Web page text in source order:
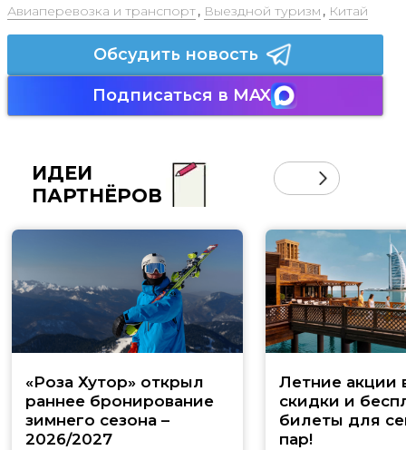
Авиаперевозка и транспорт, Выездной туризм , Китай
Обсудить новость
Подписаться в MAX
ИДЕИ
ПАРТНЁРОВ
«Роза Хутор» открыл
раннее бронирование
зимнего сезона –
2026/2027
Летние акции
скидки и
билеты для
пар!